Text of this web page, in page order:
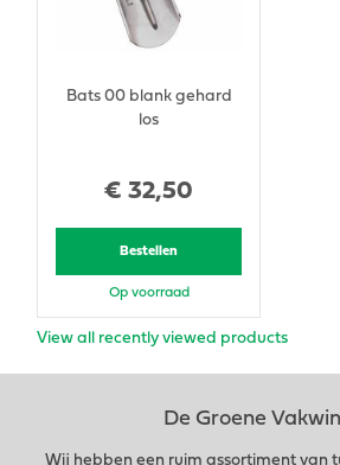
€ 32,50
Bats 00 blank gehard
los
Bestellen
Op voorraad
View all recently viewed products
De Groene
Wij hebben een ruim assortiment van